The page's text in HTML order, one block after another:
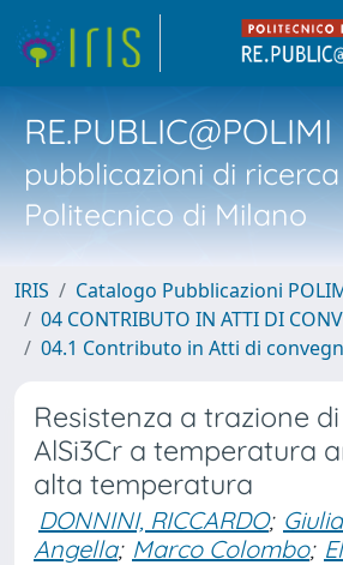
RE.PUBLIC@POLIMI
pubblicazioni di
Politecnico di Milano
IRIS
Catalogo Pubblicazioni
04 CONTRIBUTO IN ATTI DI
04.1 Contributo in Atti di
Resistenza a trazione
AlSi3Cr a temperatura
alta temperatura
DONNINI, RICCARDO;
Angella; Marco Colombo;